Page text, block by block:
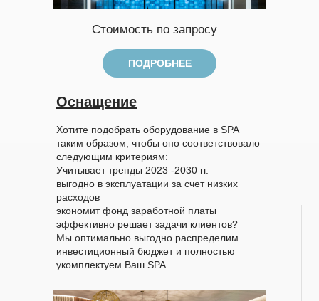
Стоимость по запросу
ПОДРОБНЕЕ
Оснащение
Хотите подобрать оборудование в SPA
таким образом, чтобы оно соответствовало
следующим критериям:
Учитывает тренды 2023 -2030 гг.
выгодно в эксплуатации за счет низких
расходов
экономит фонд заработной платы
эффективно решает задачи клиентов?
Мы оптимально выгодно распределим
инвестиционный бюджет и полностью
укомплектуем Ваш SPA.